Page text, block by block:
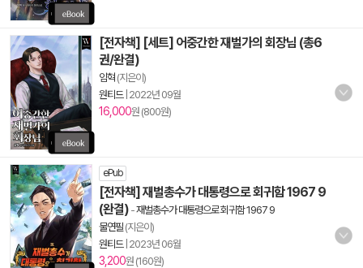
[전자책] [세트] 어중간한 재벌가의 회장님 (총6
권/완결)
임혁 (지은이)
원티드| 2022년 09월
16,000원 (800원)
ePub
[전자책] 재벌총수가 대통령으로 회귀함 1967 9
(완결) -재벌총수가 대통령으로 회귀함 1967 9
물연필 (지은이)
원티드| 2023년 06월
3,200원 (160원)